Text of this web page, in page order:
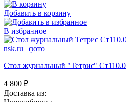
Добавить в корзину
В избранное
Стол журнальный "Тетрис" Ст110.0
4 800 ₽
Доставка из: